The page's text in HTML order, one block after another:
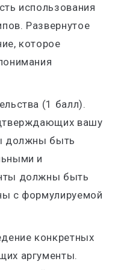
использования
Развернутое
которое
(1 балл).
вашу
должны быть
и
должны быть
с формулируемой
конкретных
аргументы.